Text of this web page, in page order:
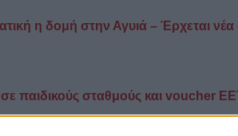
η δομή στην Αγυιά – Έρχεται
παιδικούς σταθμούς και voucher